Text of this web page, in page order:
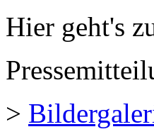
Hier geht's
>